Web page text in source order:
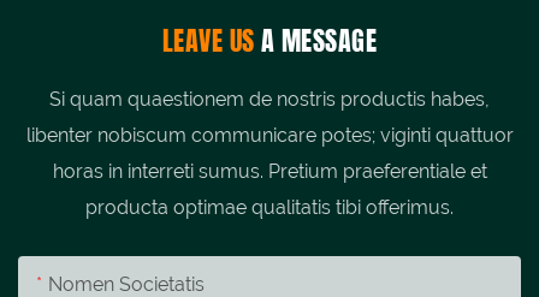
LEAVE USA MESSAGE
Si quam quaestionem de nostris productis habes,
libenter nobiscum communicare potes; viginti quattuor
horas in interreti sumus. Pretium praeferentiale et
producta optimae qualitatis tibi offerimus.
Nomen Societatis